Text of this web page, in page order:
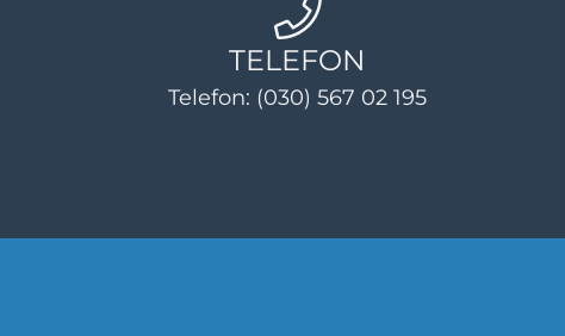
TELEFON
Telefon: (030) 567 02 195